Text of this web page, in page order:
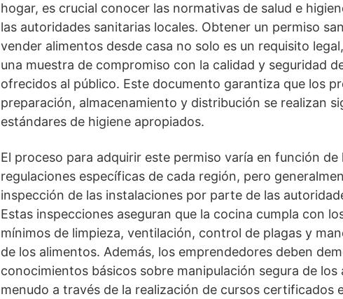
hogar, es crucial conocer las normativas de salud e
las autoridades sanitarias locales. Obtener un permiso
vender alimentos desde casa no solo es un requisito
una muestra de compromiso con la calidad y seguridad
ofrecidos al público. Este documento garantiza que los
preparación, almacenamiento y distribución se realizan
estándares de higiene apropiados.
El proceso para adquirir este permiso varía en función de
regulaciones específicas de cada región, pero
inspección de las instalaciones por parte de las
Estas inspecciones aseguran que la cocina cumpla con
mínimos de limpieza, ventilación, control de plagas y
de los alimentos. Además, los emprendedores deben
conocimientos básicos sobre manipulación segura de los
menudo a través de la realización de cursos certificados